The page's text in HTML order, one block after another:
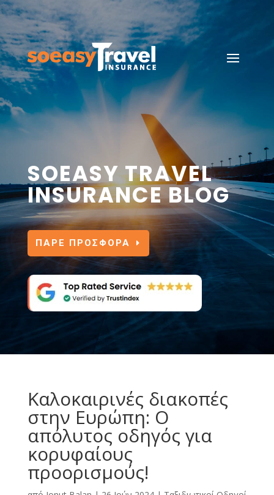
SOEASY TRAVEL
INSURANCE BLOG
ΠΑΡΕ ΠΡΟΣΦΟΡΑ
Καλοκαιρινές διακοπές
στην Ευρώπη: Ο
απόλυτος οδηγός για
κορυφαίους
προορισμούς!